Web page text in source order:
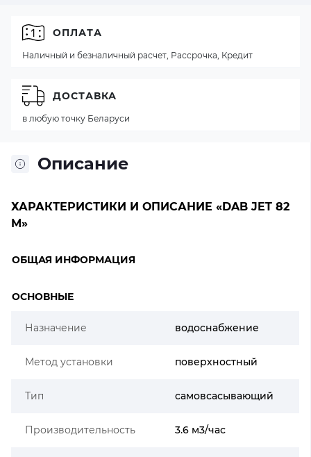
Описание
ХАРАКТЕРИСТИКИ И ОПИСАНИЕ «DAB JET 82
M»
ОБЩАЯ ИНФОРМАЦИЯ
ОСНОВНЫЕ
Назначение водоснабжение
Метод установки поверхностный
Тип самовсасывающий
Производительность 3.6 м3/час
ОПЛАТА
Наличный и безналичный расчет, Рассрочка, Кредит
ДОСТАВКА
в любую точку Беларуси